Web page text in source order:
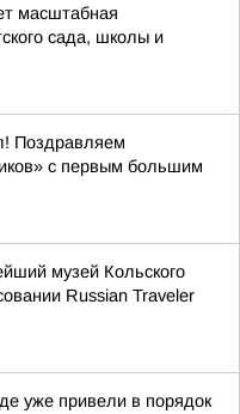
масштабная
сада, школы и
Поздравляем
с первым большим
музей Кольского
Russian Traveler
уже привели в порядок